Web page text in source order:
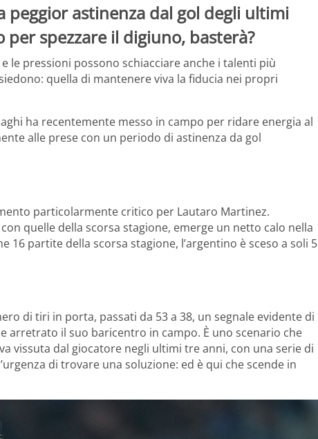
peggior astinenza dal gol degli ultimi
per spezzare il digiuno, basterà?
le pressioni possono schiacciare anche i talenti più
quella di mantenere viva la fiducia nei propri
ha recentemente messo in campo per ridare energia al
alle prese con un periodo di astinenza da gol
particolarmente critico per Lautaro Martinez.
quelle della scorsa stagione, emerge un netto calo nella
16 partite della scorsa stagione, l’argentino è sceso a soli 5
di tiri in porta, passati da 53 a 38, un segnale evidente di
arretrato il suo baricentro in campo. È uno scenario che
vissuta dal giocatore negli ultimi tre anni, con una serie di
di trovare una soluzione: ed è qui che scende in